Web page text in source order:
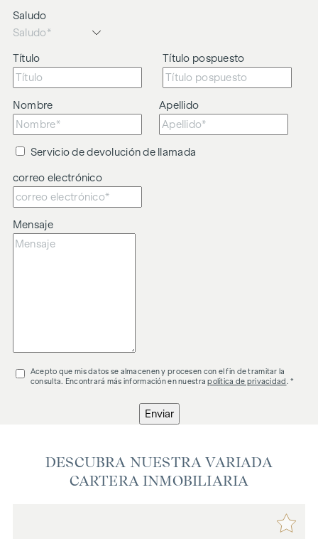
Advertimos de que existe una estrecha relación familiar o
comercial entre el agente y el tercero objeto de la
El agente actúa como doble intermediario.
Saludo
Título Título pospuesto
Nombre Apellido
Servicio de devolución de llamada
correo electrónico
Mensaje
Acepto que mis datos se almacenen y procesen con el fin de tramitar la
consulta. Encontrará más información en nuestrapolítica de privacidad . *
Enviar
DESCUBRA NUESTRA VARIADA
CARTERA INMOBILIARIA